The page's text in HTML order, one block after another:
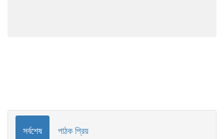
সর্বশেষ পাঠক প্রিয়